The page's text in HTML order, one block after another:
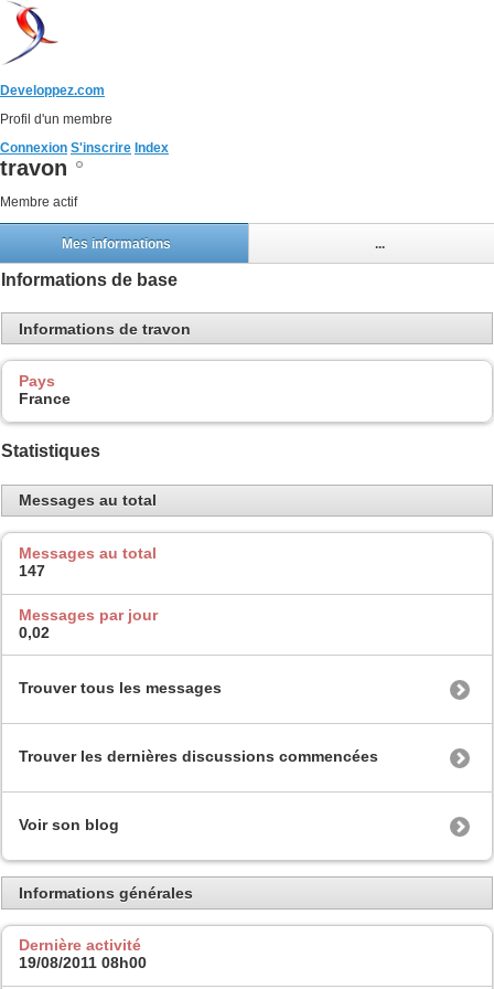
Developpez.com
Profil d'un membre
Connexion S'inscrire Index
travon
Membre actif
Mes informations ...
Informations de base
Informations de travon
Pays
France
Statistiques
Messages au total
Messages au total
147
Messages par jour
0,02
Trouver tous les messages
Trouver les dernières discussions commencées
Voir son blog
Informations générales
Dernière activité
19/08/2011 08h00